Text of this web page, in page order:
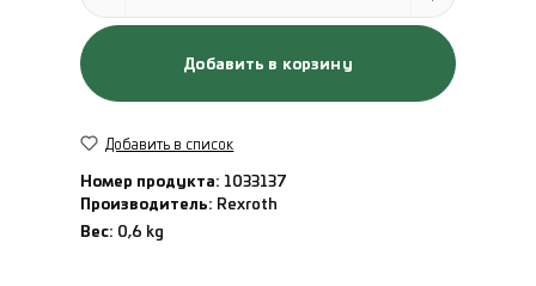
Добавить в корзину
Добавить в список
Номер продукта: 1033137
Производитель: Rexroth
Вес: 0,6 kg